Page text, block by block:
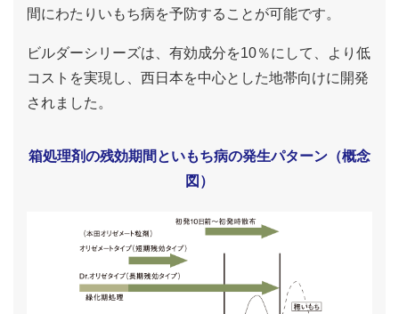
間にわたりいもち病を予防することが可能です。
ビルダーシリーズは、有効成分を10％にして、より低
コストを実現し、西日本を中心とした地帯向けに開発
されました。
箱処理剤の残効期間といもち病の発生パターン（概念
図）